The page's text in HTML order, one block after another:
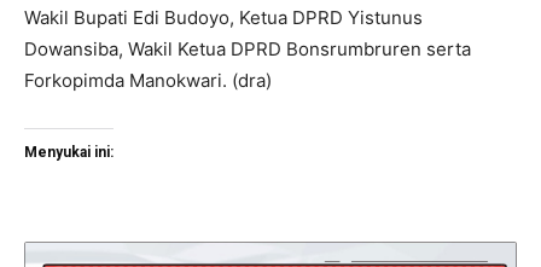
Wakil Bupati Edi Budoyo, Ketua DPRD Yistunus
Dowansiba, Wakil Ketua DPRD Bonsrumbruren serta
Forkopimda Manokwari. (dra)
Menyukai ini: